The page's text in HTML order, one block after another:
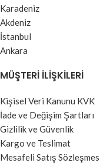
Karadeniz
Akdeniz
İstanbul
Ankara
MÜŞTERI İLIŞKILERI
Kişisel Veri Kanunu KVK
İade ve Değişim Şartları
Gizlilik ve Güvenlik
Kargo ve Teslimat
Mesafeli Satış